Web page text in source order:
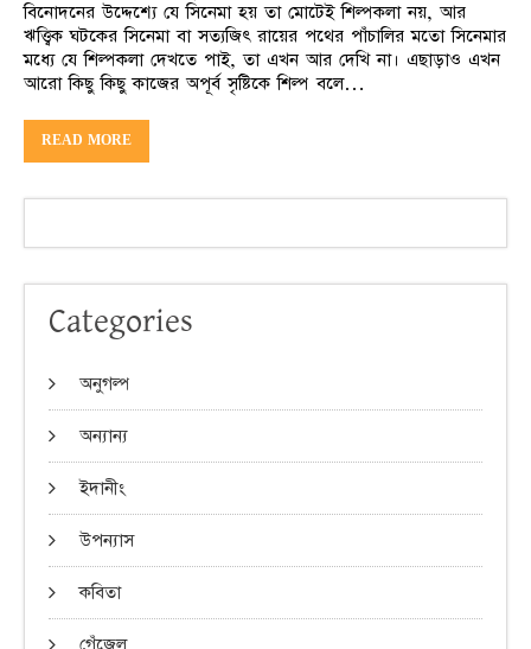
বিনোদনের উদ্দেশ্যে যে সিনেমা হয় তা মোটেই শিল্পকলা নয়, আর
ঋত্ত্বিক ঘটকের সিনেমা বা সত্যজিৎ রায়ের পথের পাঁচালির মতো সিনেমার
মধ্যে যে শিল্পকলা দেখতে পাই, তা এখন আর দেখি না। এছাড়াও এখন
আরো কিছু কিছু কাজের অপূর্ব সৃষ্টিকে শিল্প বলে…
READ MORE
Categories
অনুগল্প
অন্যান্য
ইদানীং
উপন্যাস
কবিতা